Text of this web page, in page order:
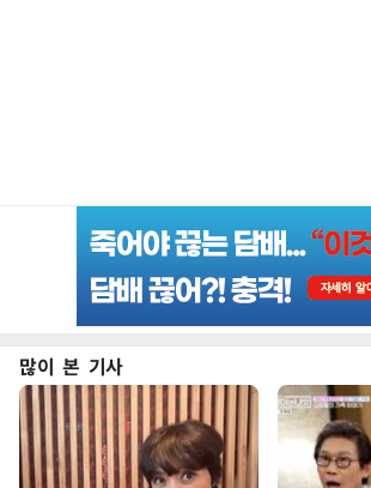
많이 본 기사